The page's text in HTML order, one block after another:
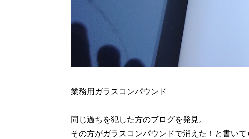
業務用ガラスコンパウンド
同じ過ちを犯した方のブログを発見。
その方がガラスコンパウンドで消えた！と書いて